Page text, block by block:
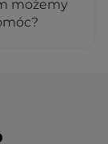
możemy